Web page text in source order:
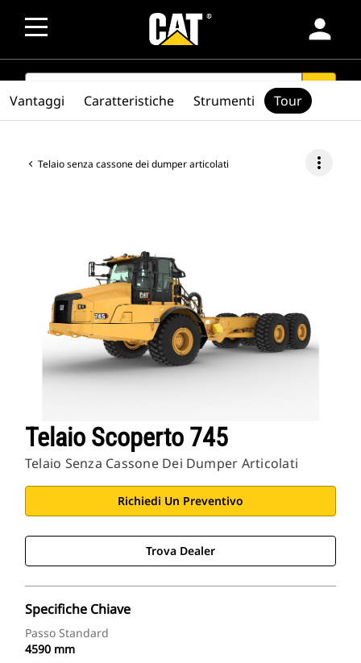
person
SEARCH search
Telaio senza cassone dei dumper articolati more_vert
Telaio Scoperto 745
Telaio Senza Cassone Dei Dumper Articolati
Richiedi Un Preventivo
Trova Dealer
Specifiche Chiave
Passo Standard
4590 mm
Vantaggi Caratteristiche Strumenti Tour